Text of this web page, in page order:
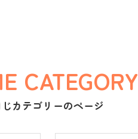
カテゴリーのページ
CATEGORY